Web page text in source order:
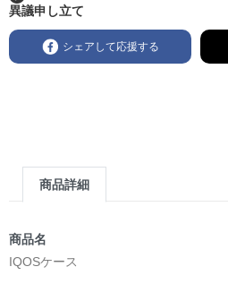
異議申し立て
シェアして応援する
商品詳細
商品名
IQOSケース